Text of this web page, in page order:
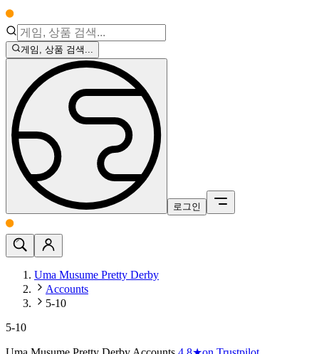
게임, 상품 검색...
로그인
Uma Musume Pretty Derby
Accounts
5-10
5-10